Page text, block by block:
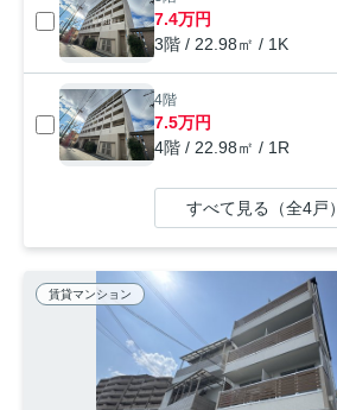
7.4万円
3階 / 22.98㎡ / 1K
4階
7.5万円
4階 / 22.98㎡ / 1R
すべて見る（全4戸）
賃貸マンション